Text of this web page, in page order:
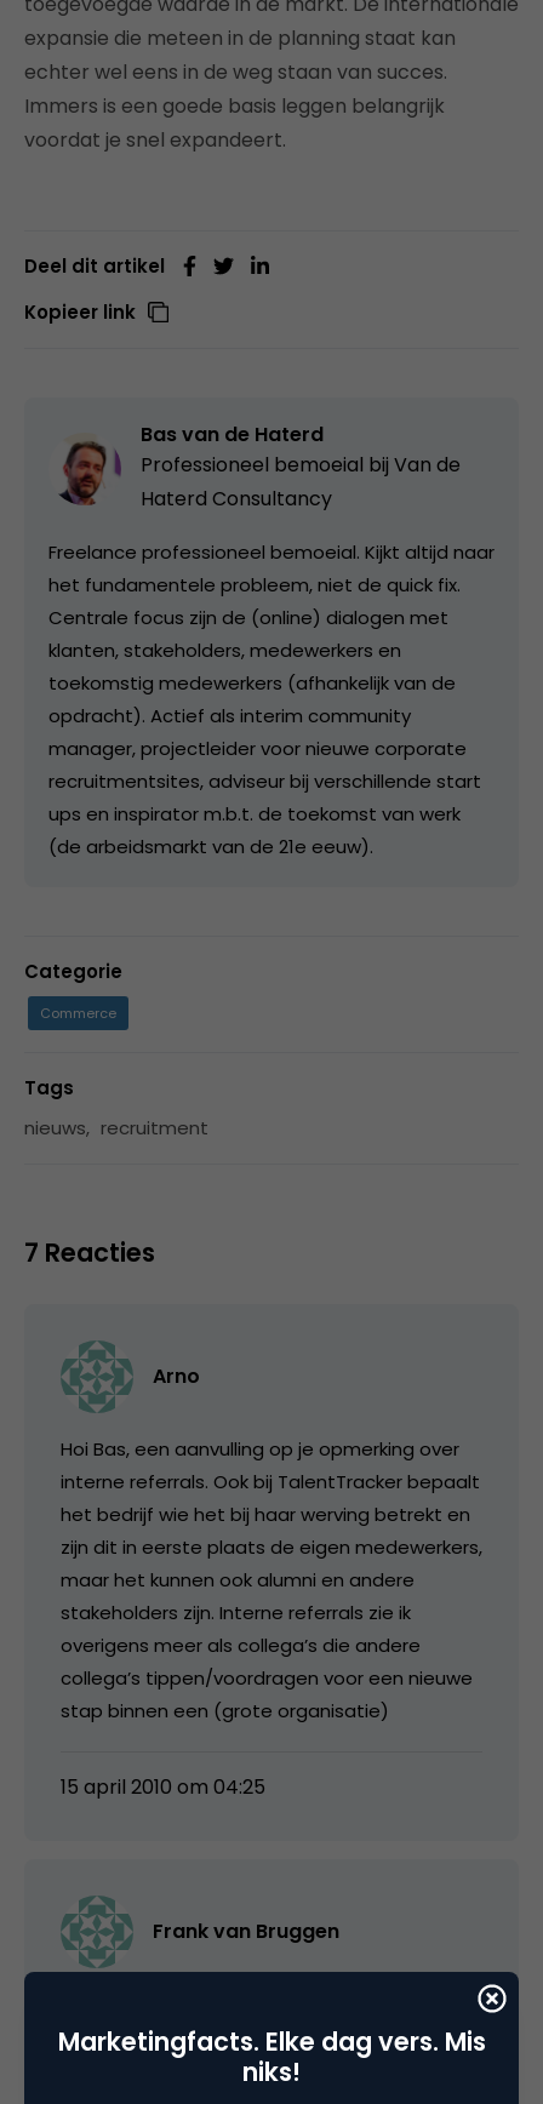
expansie die meteen in de planning staat kan
echter wel eens in de weg staan van succes.
Immers is een goede basis leggen belangrijk
voordat je snel expandeert.
Deel dit artikel
Kopieer link
Bas van de Haterd
Professioneel bemoeial bij Van de
Haterd Consultancy
Freelance professioneel bemoeial. Kijkt altijd naar
het fundamentele probleem, niet de quick fix.
Centrale focus zijn de (online) dialogen met
klanten, stakeholders, medewerkers en
toekomstig medewerkers (afhankelijk van de
opdracht). Actief als interim community
manager, projectleider voor nieuwe corporate
recruitmentsites, adviseur bij verschillende start
ups en inspirator m.b.t. de toekomst van werk
(de arbeidsmarkt van de 21e eeuw).
Categorie
Commerce
Tags
nieuws, recruitment
7 Reacties
Arno
Hoi Bas, een aanvulling op je opmerking over
interne referrals. Ook bij TalentTracker bepaalt
het bedrijf wie het bij haar werving betrekt en
zijn dit in eerste plaats de eigen medewerkers,
maar het kunnen ook alumni en andere
stakeholders zijn. Interne referrals zie ik
overigens meer als collega’s die andere
collega’s tippen/voordragen voor een nieuwe
stap binnen een (grote organisatie)
15 april 2010 om 04:25
Frank van Bruggen
broker:
Marketingfacts. Elke dag vers. Mis
niks!